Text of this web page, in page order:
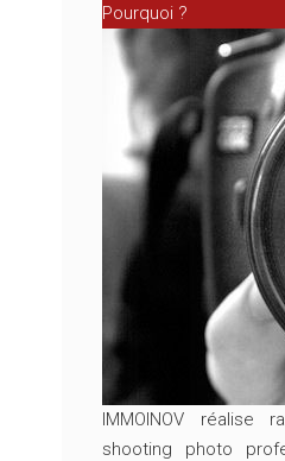
Pourquoi ?
IMMOINOV réalise
shooting photo